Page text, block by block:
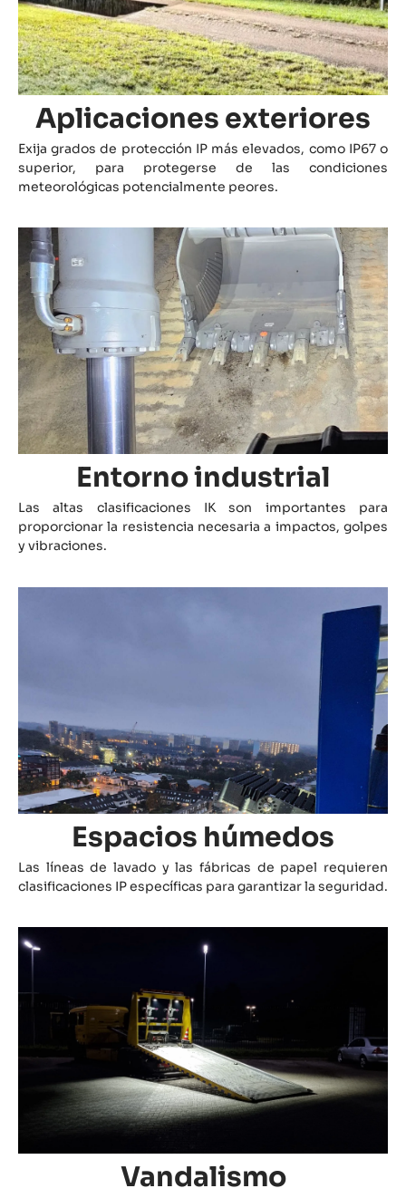
Aplicaciones exteriores
Exija grados de protección IP más elevados, como IP67 o
superior, para protegerse de las condiciones
meteorológicas potencialmente peores.
Entorno industrial
Las altas clasificaciones IK son importantes para
proporcionar la resistencia necesaria a impactos, golpes
y vibraciones.
Espacios húmedos
Las líneas de lavado y las fábricas de papel requieren
clasificaciones IP específicas para garantizar la seguridad.
Vandalismo